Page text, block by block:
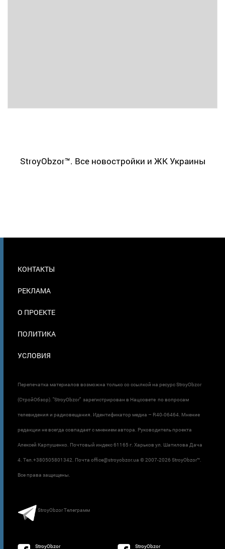
StroyObzor™. Все новостройки и ЖК Украины
В
КОНТАКТЫ
РЕКЛАМА
О ПРОЕКТЕ
ПОЛИТИКА
УСЛОВИЯ
Перепечатка материалов возможна только со ссылкой на ресурс StroyObzor
(СтройОбзор). "StroyObzor" зарегистрирован в Нацсовете по вопросам
телевидения и радиовещания. Идентификатор медиа – R40-06464. Мнение
редакции не всегда совпадает с мнением автора. Руководитель проекта
Алексей Карпушенко. Почтовый индекс 61165 г. Харьков ул. Шатилова Дача
4. Тел.+380505801342. Почта office@stroyobzor.ua © 2007-2026 StroyObzor™.
Все права защищены.
StroyObzor Телеграмм
StroyObzor StroyObzor